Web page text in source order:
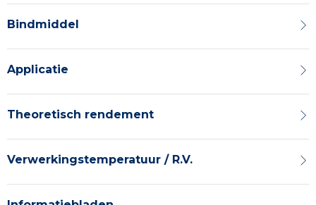
Bindmiddel
Applicatie
Theoretisch rendement
Verwerkingstemperatuur / R.V.